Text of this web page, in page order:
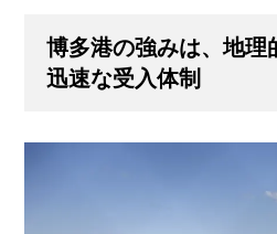
博多港の強みは、地理
迅速な受入体制